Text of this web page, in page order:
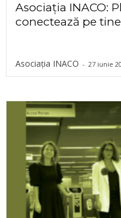
Asociația INACO:
conectează pe
Asociația INACO - 27 iunie